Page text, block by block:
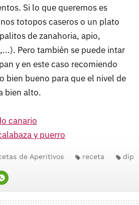
Si lo que queremos es
totopos caseros o un plato
de zanahoria, apio,
Pero también se puede intar
y en este caso recomiendo
bien bueno para que el nivel de
bien alto.
canario
y puerro
de Aperitivos receta dip